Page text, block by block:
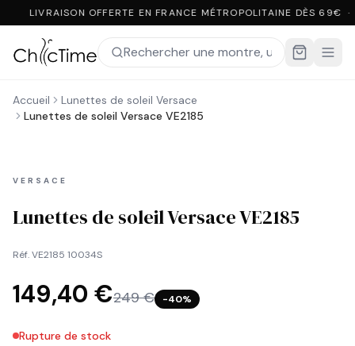
LIVRAISON OFFERTE EN FRANCE MÉTROPOLITAINE DÈS 69€
Accueil
Lunettes de soleil Versace
Lunettes de soleil Versace VE2185
VERSACE
Lunettes de soleil Versace VE2185
Réf.VE2185 10034S
149,40 €249 € −40%
Rupture de stock